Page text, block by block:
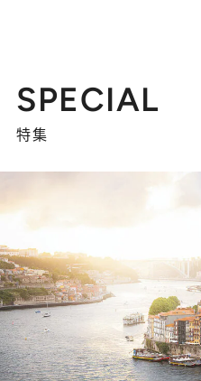
SPECIAL
特集